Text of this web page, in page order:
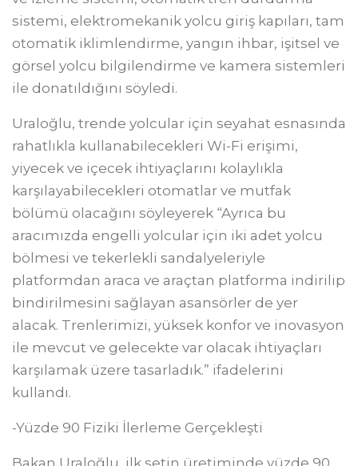
sistemi, elektromekanik yolcu giriş kapıları, tam
otomatik iklimlendirme, yangın ihbar, işitsel ve
görsel yolcu bilgilendirme ve kamera sistemleri
ile donatıldığını söyledi.
Uraloğlu, trende yolcular için seyahat esnasında
rahatlıkla kullanabilecekleri Wi-Fi erişimi,
yiyecek ve içecek ihtiyaçlarını kolaylıkla
karşılayabilecekleri otomatlar ve mutfak
bölümü olacağını söyleyerek “Ayrıca bu
aracımızda engelli yolcular için iki adet yolcu
bölmesi ve tekerlekli sandalyeleriyle
platformdan araca ve araçtan platforma indirilip
bindirilmesini sağlayan asansörler de yer
alacak. Trenlerimizi, yüksek konfor ve inovasyon
ile mevcut ve gelecekte var olacak ihtiyaçları
karşılamak üzere tasarladık.” ifadelerini
kullandı.
-Yüzde 90 Fiziki İlerleme Gerçekleşti
Bakan Uraloğlu, ilk setin üretiminde yüzde 90